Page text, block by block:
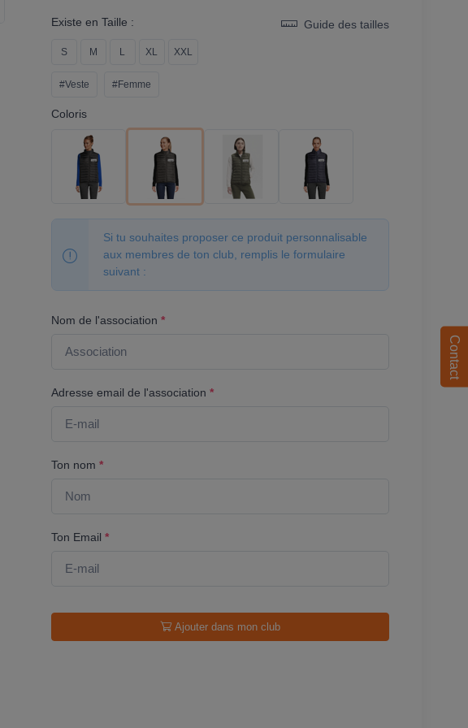
Existe en Taille : Guide des tailles
S M L XL XXL
#Veste #Femme
Coloris
Si tu souhaites proposer ce produit personnalisable
aux membres de ton club, remplis le formulaire
suivant :
Nom de l'association *
Adresse email de l'association *
Ton nom *
Ton Email *
Ajouter dans mon club
Contact